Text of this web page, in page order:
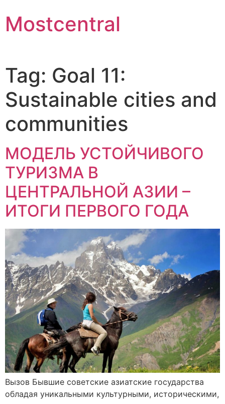
to
content
Mostcentral
Tag: Goal 11:
Sustainable cities and
communities
МОДЕЛЬ УСТОЙЧИВОГО
ТУРИЗМА В
ЦЕНТРАЛЬНОЙ АЗИИ –
ИТОГИ ПЕРВОГО ГОДА
Вызов Бывшие советские азиатские государства
обладая уникальными культурными, историческими,